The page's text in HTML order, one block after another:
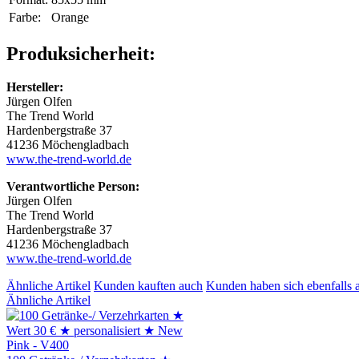
Farbe:
Orange
Produksicherheit:
Hersteller:
Jürgen Olfen
The Trend World
Hardenbergstraße 37
41236 Möchengladbach
www.the-trend-world.de
Verantwortliche Person:
Jürgen Olfen
The Trend World
Hardenbergstraße 37
41236 Möchengladbach
www.the-trend-world.de
Ähnliche Artikel Kunden kauften auch Kunden haben sich ebenfalls
Ähnliche Artikel